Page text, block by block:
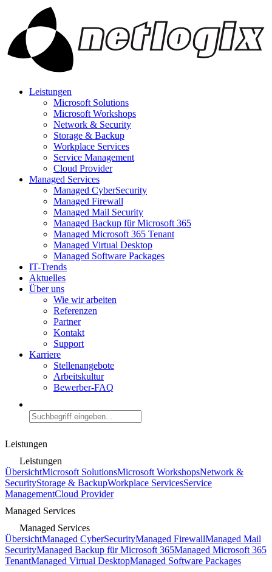
Leistungen
Microsoft Solutions
Microsoft Workshops
Network & Security
Storage & Backup
Workplace Services
Service Management
Cloud Provider
Managed Services
Managed CyberSecurity
Managed Firewall
Managed Mail Security
Managed Backup für Microsoft 365
Managed Microsoft 365 Tenant
Managed Virtual Desktop
Managed Software Packages
IT-Trends
Aktuelles
Über uns
Wie wir arbeiten
Referenzen
Partner
Kontakt
Support
Karriere
Stellenangebote
Arbeitskultur
Bewerber-FAQ
Leistungen
Leistungen
ÜbersichtMicrosoft SolutionsMicrosoft WorkshopsNetwork &
SecurityStorage & BackupWorkplace ServicesService
ManagementCloud Provider
Managed Services
Managed Services
ÜbersichtManaged CyberSecurityManaged FirewallManaged Mail
SecurityManaged Backup für Microsoft 365Managed Microsoft 365
TenantManaged Virtual DesktopManaged Software Packages